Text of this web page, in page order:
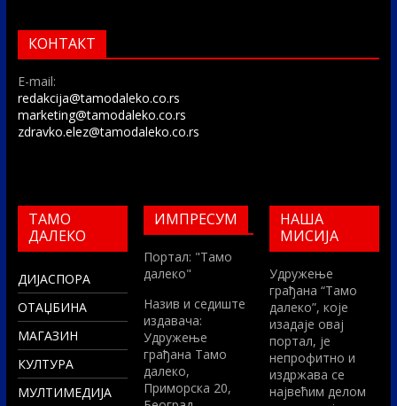
КОНТАКТ
E-mail:
redakcija@tamodaleko.co.rs
marketing@tamodaleko.co.rs
zdravko.elez@tamodaleko.co.rs
ТАМО
ДАЛЕКО
ДИЈАСПОРА
ОТАЏБИНА
МАГАЗИН
КУЛТУРА
МУЛТИМЕДИЈА
ИМПРЕСУМ
Портал: "Тамо
далеко"
Назив и седиште
издавача:
Удружење
грађана Тамо
далеко,
Приморска 20,
НАША
МИСИЈА
Удружење
грађана “Тамо
далеко”, које
изадаје овај
портал, је
непрофитно и
издржава се
највећим делом